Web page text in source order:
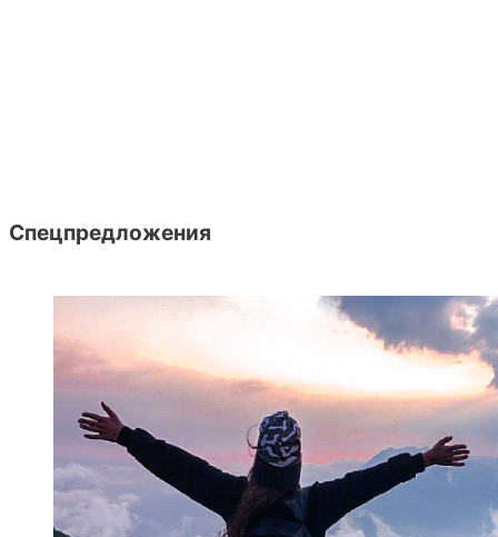
Спецпредложения